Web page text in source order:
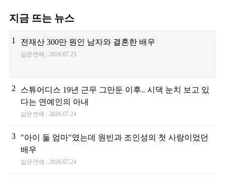
지금 뜨는 뉴스
1 전재산 300만 원인 남자와 결혼한 배우
삶은연예 2026.07.25
2
스튜어디스 19년 근무 그만둔 이후.. 시댁 눈치 보고 있
다는 연예인의 아내
삶은연예 2026.07.24
3
"아이 둘 엄마"였는데 원빈과 조인성의 첫 사랑이었던
배우
삶은연예 2026.07.24